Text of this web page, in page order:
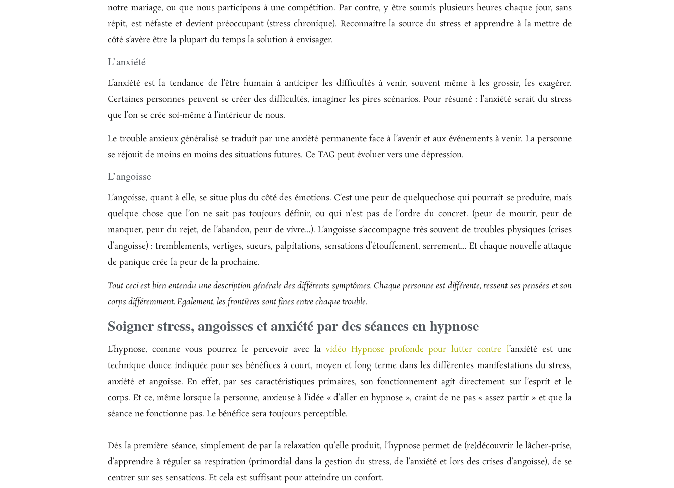
notre mariage, ou que nous participons à une compétition. Par contre, y être soumis plusieurs heures chaque jour, sans
répit, est néfaste et devient préoccupant (stress chronique). Reconnaitre la source du stress et apprendre à la mettre de
côté s’avère être la plupart du temps la solution à envisager.
L’anxiété
L’anxiété est la tendance de l’être humain à anticiper les difficultés à venir, souvent même à les grossir, les exagérer.
Certaines personnes peuvent se créer des difficultés, imaginer les pires scénarios. Pour résumé : l’anxiété serait du stress
que l’on se crée soi-même à l’intérieur de nous.
Le trouble anxieux généralisé se traduit par une anxiété permanente face à l’avenir et aux événements à venir. La personne
se réjouit de moins en moins des situations futures. Ce TAG peut évoluer vers une dépression.
L’angoisse
L’angoisse, quant à elle, se situe plus du côté des émotions. C’est une peur de quelquechose qui pourrait se produire, mais
quelque chose que l’on ne sait pas toujours définir, ou qui n’est pas de l’ordre du concret. (peur de mourir, peur de
manquer, peur du rejet, de l’abandon, peur de vivre…). L’angoisse s’accompagne très souvent de troubles physiques (crises
d’angoisse) : tremblements, vertiges, sueurs, palpitations, sensations d’étouffement, serrement… Et chaque nouvelle attaque
de panique crée la peur de la prochaine.
Tout ceci est bien entendu une description générale des différents symptômes. Chaque personne est différente, ressent ses pensées et son
corps différemment. Egalement, les frontières sont fines entre chaque trouble.
Soigner stress, angoisses et anxiété par des séances en hypnose
L’hypnose, comme vous pourrez le percevoir avec lavidéo Hypnose profonde pour lutter contre l’anxiétéest une
technique douce indiquée pour ses bénéfices à court, moyen et long terme dans les différentes manifestations du stress,
anxiété et angoisse. En effet, par ses caractéristiques primaires, son fonctionnement agit directement sur l’esprit et le
corps. Et ce, même lorsque la personne, anxieuse à l’idée « d’aller en hypnose », craint de ne pas « assez partir » et que la
séance ne fonctionne pas. Le bénéfice sera toujours perceptible.
Dés la première séance, simplement de par la relaxation qu’elle produit, l’hypnose permet de (re)découvrir le lâcher-prise,
d’apprendre à réguler sa respiration (primordial dans la gestion du stress, de l’anxiété et lors des crises d’angoisse), de se
centrer sur ses sensations. Et cela est suffisant pour atteindre un confort.